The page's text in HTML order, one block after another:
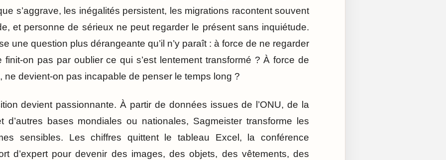
s’aggrave, les inégalités persistent, les migrations racontent souvent
et personne de sérieux ne peut regarder le présent sans inquiétude.
une question plus dérangeante qu’il n’y paraît : à force de ne regarder
on pas par oublier ce qui s’est lentement transformé ? À force de
ne devient-on pas incapable de penser le temps long ?
devient passionnante. À partir de données issues de l’ONU, de la
d’autres bases mondiales ou nationales, Sagmeister transforme les
sensibles. Les chiffres quittent le tableau Excel, la conférence
d’expert pour devenir des images, des objets, des vêtements, des